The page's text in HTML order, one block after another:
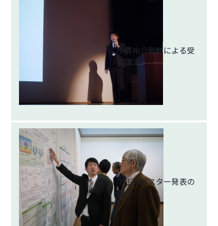
小貫祐介助教による受
賞講演
学生のポスター発表の
様子